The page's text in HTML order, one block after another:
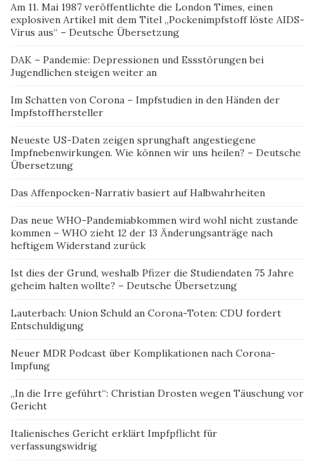
Am 11. Mai 1987 veröffentlichte die London Times, einen
explosiven Artikel mit dem Titel „Pockenimpfstoff löste AIDS-
Virus aus“ – Deutsche Übersetzung
DAK – Pandemie: Depressionen und Essstörungen bei
Jugendlichen steigen weiter an
Im Schatten von Corona – Impfstudien in den Händen der
Impfstoffhersteller
Neueste US-Daten zeigen sprunghaft angestiegene
Impfnebenwirkungen. Wie können wir uns heilen? – Deutsche
Übersetzung
Das Affenpocken-Narrativ basiert auf Halbwahrheiten
Das neue WHO-Pandemiabkommen wird wohl nicht zustande
kommen – WHO zieht 12 der 13 Änderungsanträge nach
heftigem Widerstand zurück
Ist dies der Grund, weshalb Pfizer die Studiendaten 75 Jahre
geheim halten wollte? – Deutsche Übersetzung
Lauterbach: Union Schuld an Corona-Toten: CDU fordert
Entschuldigung
Neuer MDR Podcast über Komplikationen nach Corona-
Impfung
„In die Irre geführt“: Christian Drosten wegen Täuschung vor
Gericht
Italienisches Gericht erklärt Impfpflicht für
verfassungswidrig